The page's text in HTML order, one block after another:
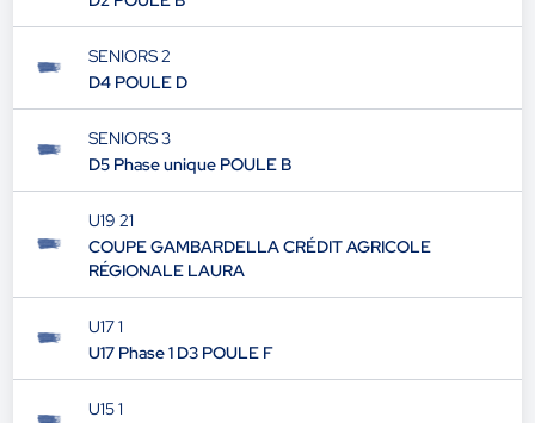
SENIORS 2
D4 POULE D
SENIORS 3
D5 Phase unique POULE B
U19 21
COUPE GAMBARDELLA CRÉDIT AGRICOLE
RÉGIONALE LAURA
U17 1
U17 Phase 1 D3 POULE F
U15 1